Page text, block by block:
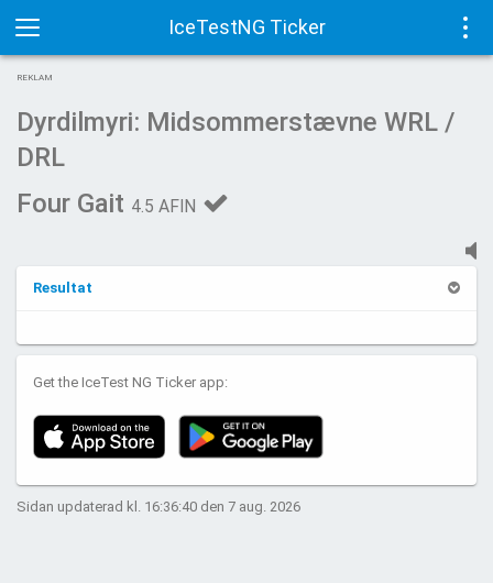
IceTestNG Ticker
Toggle
navigation
REKLAM
Dyrdilmyri: Midsommerstævne WRL /
DRL
Four Gait 4.5 AFIN
Resultat
Get the IceTest NG Ticker app:
Sidan updaterad kl. 16:36:40 den 7 aug. 2026